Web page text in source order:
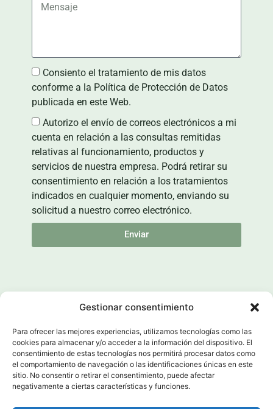
Gestionar consentimiento
Para ofrecer las mejores experiencias, utilizamos tecnologías como las
cookies para almacenar y/o acceder a la información del dispositivo. El
consentimiento de estas tecnologías nos permitirá procesar datos como
el comportamiento de navegación o las identificaciones únicas en este
sitio. No consentir o retirar el consentimiento, puede afectar
negativamente a ciertas características y funciones.
Consiento el tratamiento de mis datos
conforme a la Política de Protección de Datos
publicada en este Web.
Autorizo el envío de correos electrónicos a mi
cuenta en relación a las consultas remitidas
relativas al funcionamiento, productos y
servicios de nuestra empresa. Podrá retirar su
consentimiento en relación a los tratamientos
indicados en cualquier momento, enviando su
solicitud a nuestro correo electrónico.
Enviar
Política de Calidad Política de privacidad
Política de cookies Compromiso Cadena de Custodia